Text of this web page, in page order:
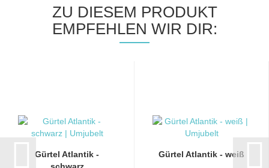
ZU DIESEM PRODUKT
EMPFEHLEN WIR DIR:
Gürtel Atlantik -
schwarz
Gürtel Atlantik - weiß